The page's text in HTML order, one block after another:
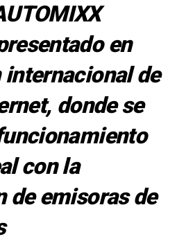
en
internacional de
donde se
con la
de emisoras de